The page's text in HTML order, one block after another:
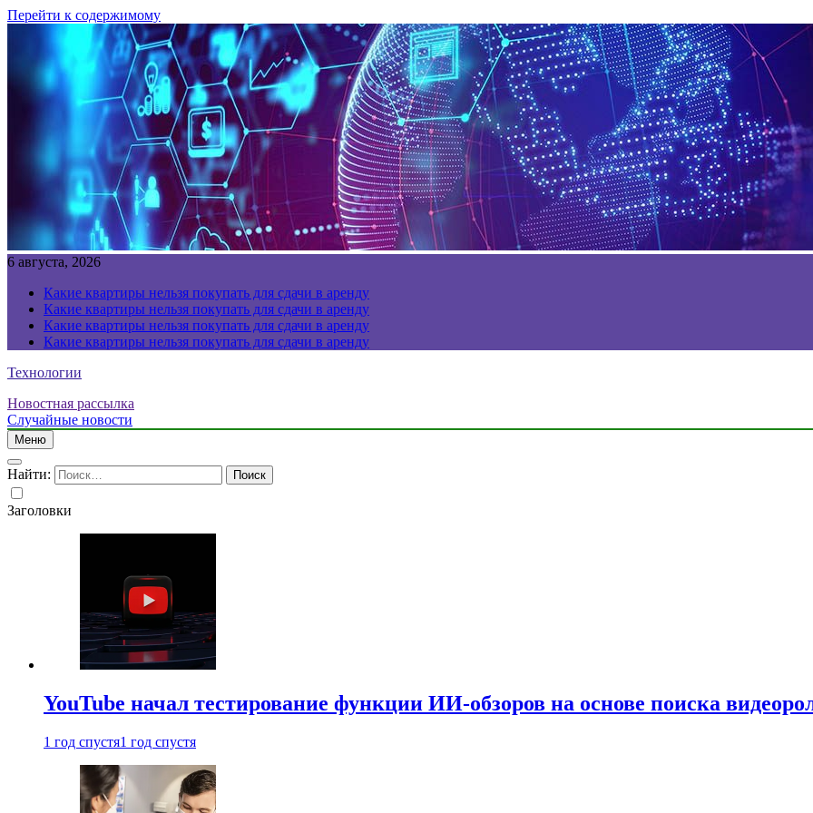
Перейти к содержимому
6 августа, 2026
Какие квартиры нельзя покупать для сдачи в аренду
Какие квартиры нельзя покупать для сдачи в аренду
Какие квартиры нельзя покупать для сдачи в аренду
Какие квартиры нельзя покупать для сдачи в аренду
Технологии
Новостная рассылка
Случайные новости
Меню
Найти:
Заголовки
YouTube начал тестирование функции ИИ-обзоров на основе поиска
1 год спустя1 год спустя